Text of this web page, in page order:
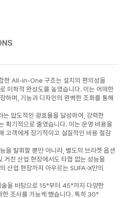
한 All-in-One 구조는 설치의 편의성을
미학적 완성도를 높였습니다. 이는 어떠한
하며, 기능과 디자인의 완벽한 조화를 통해
압도적인 광효율을 달성하여, 강력한
획기적으로 줄였습니다. 이는 운영 비용을
고객에게 장기적이고 실질적인 비용 절감
을 발휘할 뿐만 아니라, 별도의 브라켓 옵션
거친 산업 현장에서도 타협 없는 성능을
산업 현장까지 아우르는 SUFA-X만의
을 바탕으로 15°부터 45°까지 다양한
한 조사를 가능케 했습니다. 특히 30°